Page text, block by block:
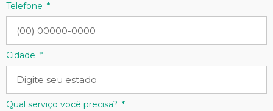
Telefone
Cidade
Qual serviço você precisa?